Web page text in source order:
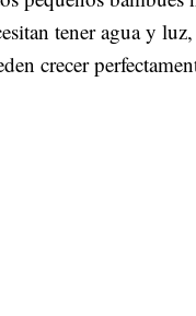
tener agua y
crecer